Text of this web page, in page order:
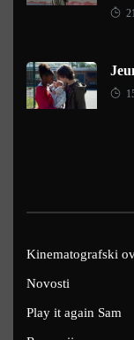
Kinematografski
Novosti
Play it again Sam